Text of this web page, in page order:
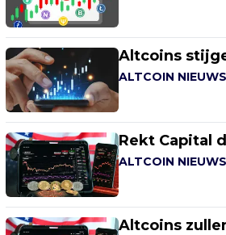
Altcoins
ALTCOIN NIEUWS
Rekt Capital
ALTCOIN NIEUWS
Altcoins